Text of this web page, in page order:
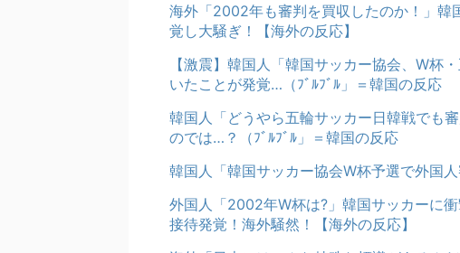
海外「2002年も審判を買収したのか！」韓
覚し大騒ぎ！【海外の反応】
【激震】韓国人「韓国サッカー協会、W杯
いたことが発覚…（ﾌﾞﾙﾌﾞﾙ」＝韓国の反応
韓国人「どうやら五輪サッカー日韓戦でも
のでは…？（ﾌﾞﾙﾌﾞﾙ」＝韓国の反応
韓国人「韓国サッカー協会W杯予選で外国
外国人「2002年W杯は?」韓国サッカーに
接待発覚！海外騒然！【海外の反応】